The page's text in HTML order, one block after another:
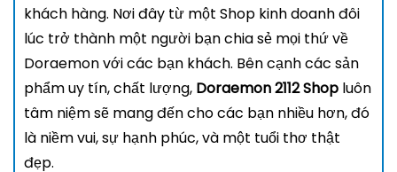
khách hàng. Nơi đây từ một Shop kinh doanh đôi
lúc trở thành một người bạn chia sẻ mọi thứ về
Doraemon với các bạn khách. Bên cạnh các sản
phẩm uy tín, chất lượng, Doraemon 2112 Shop luôn
tâm niệm sẽ mang đến cho các bạn nhiều hơn, đó
là niềm vui, sự hạnh phúc, và một tuổi thơ thật
đẹp.